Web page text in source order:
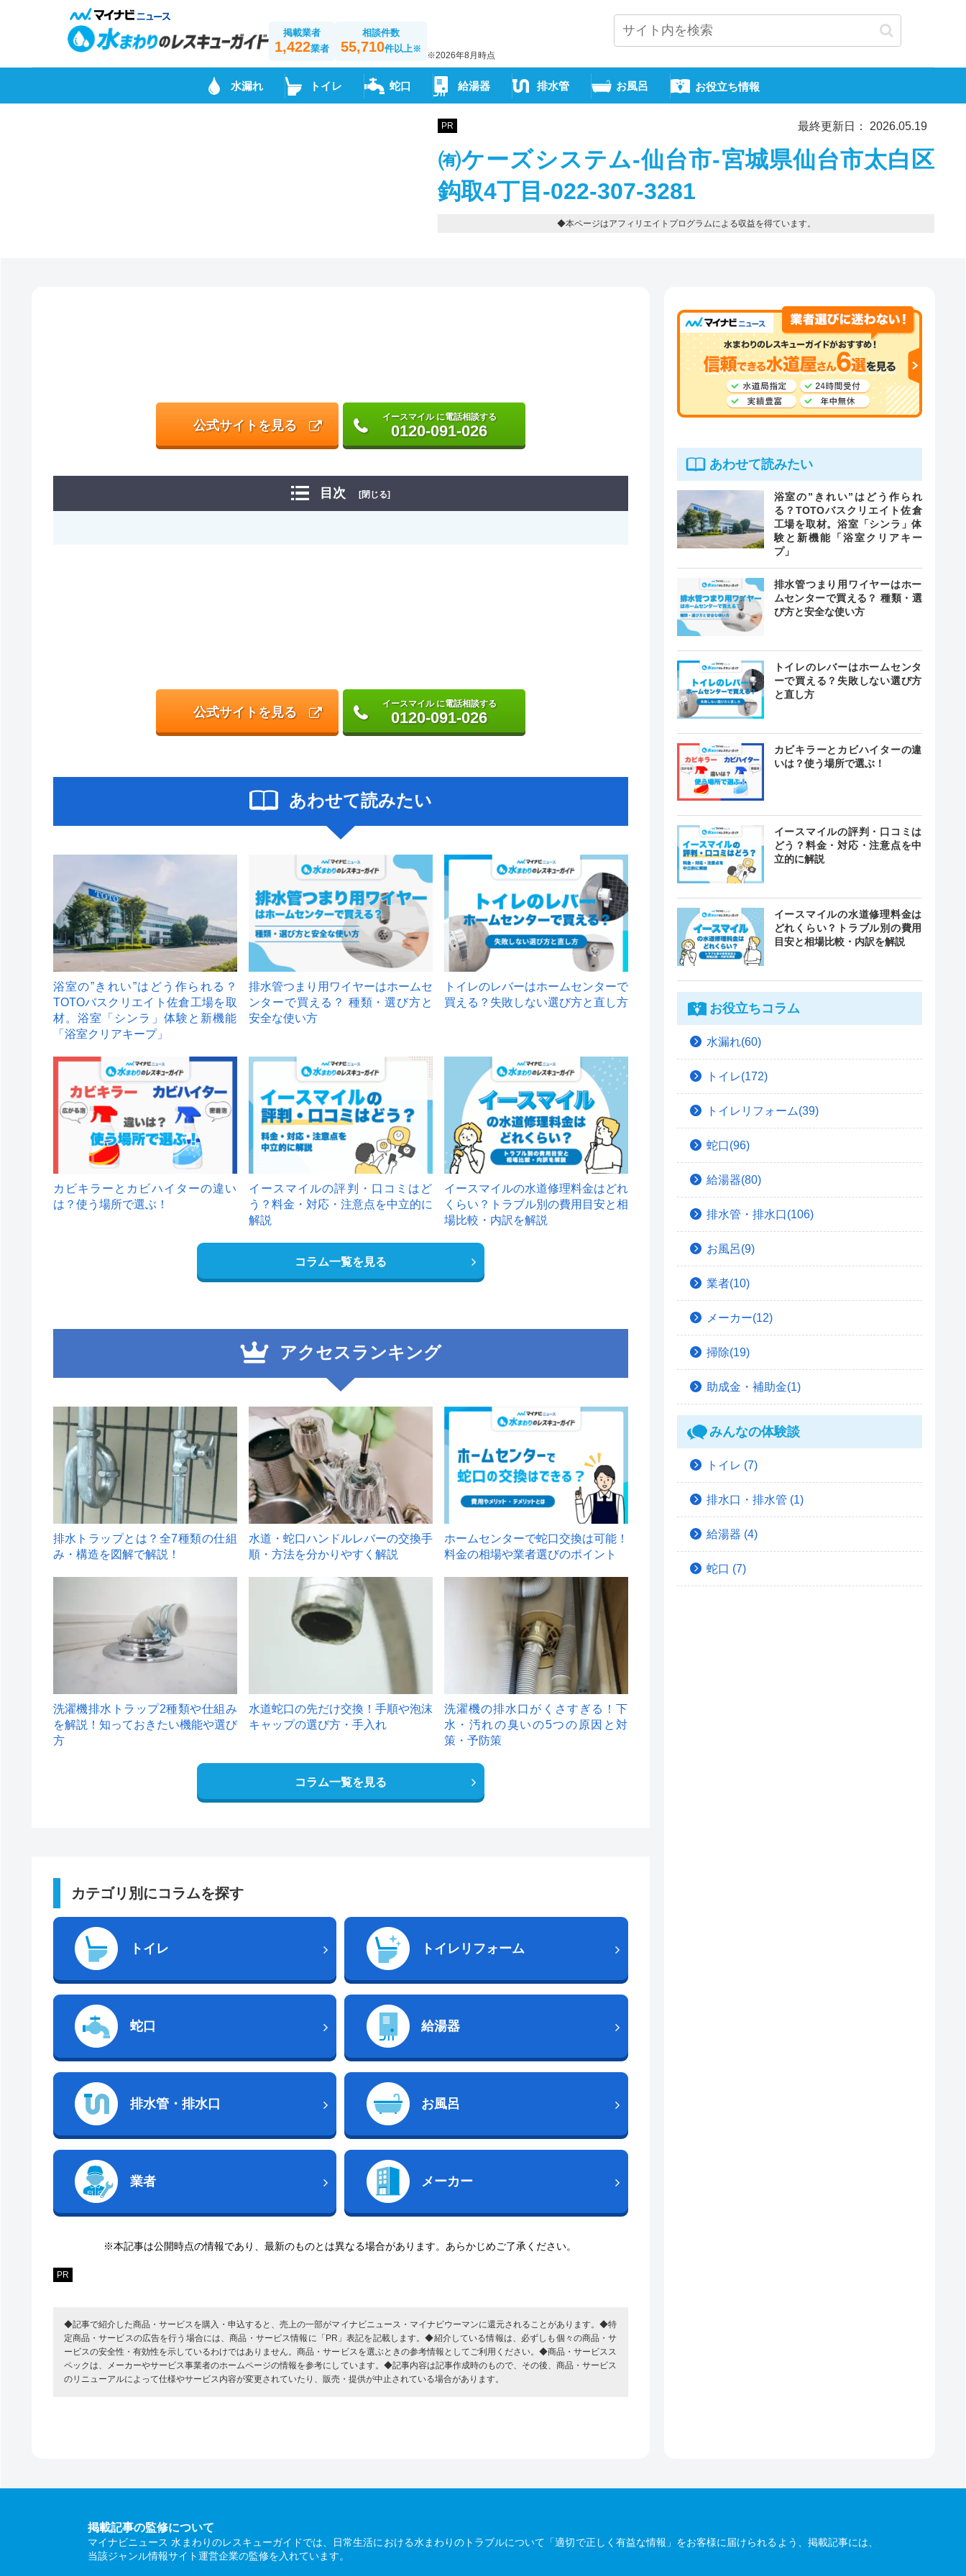
掲載業者
1,422業者
相談件数
55,710件以上※
※2026年8月時点
水漏れ トイレ 蛇口 給湯器 排水管 お風呂 お役立ち情報
PR 最終更新日： 2026.05.19
㈲ケーズシステム-仙台市-宮城県仙台市太白区
鈎取4丁目-022-307-3281
◆本ページはアフィリエイトプログラムによる収益を得ています。
公式サイトを見る
イースマイル に電話相談する
0120-091-026
目次 [閉じる]
公式サイトを見る
イースマイル に電話相談する
0120-091-026
あわせて読みたい
浴室の”きれい”はどう作られる？
TOTOバスクリエイト佐倉工場を取
材。浴室「シンラ」体験と新機能
「浴室クリアキープ」
排水管つまり用ワイヤーはホームセ
ンターで買える？ 種類・選び方と
安全な使い方
トイレのレバーはホームセンターで
買える？失敗しない選び方と直し方
カビキラーとカビハイターの違い
は？使う場所で選ぶ！
イースマイルの評判・口コミはど
う？料金・対応・注意点を中立的に
解説
イースマイルの水道修理料金はどれ
くらい？トラブル別の費用目安と相
場比較・内訳を解説
コラム一覧を見る
アクセスランキング
1
排水トラップとは？全7種類の仕組
み・構造を図解で解説！
2
水道・蛇口ハンドルレバーの交換手
順・方法を分かりやすく解説
ホームセンターで蛇口交換は可能！
料金の相場や業者選びのポイント
洗濯機排水トラップ2種類や仕組み
を解説！知っておきたい機能や選び
方
水道蛇口の先だけ交換！手順や泡沫
キャップの選び方・手入れ
洗濯機の排水口がくさすぎる！下
水・汚れの臭いの5つの原因と対
策・予防策
コラム一覧を見る
カテゴリ別にコラムを探す
トイレ トイレリフォーム
蛇口 給湯器
排水管・排水口 お風呂
業者 メーカー
※本記事は公開時点の情報であり、最新のものとは異なる場合があります。あらかじめご了承ください。
PR
◆記事で紹介した商品・サービスを購入・申込すると、売上の一部がマイナビニュース・マイナビウーマンに還元されることがあります。◆特
定商品・サービスの広告を行う場合には、商品・サービス情報に「PR」表記を記載します。◆紹介している情報は、必ずしも個々の商品・サ
ービスの安全性・有効性を示しているわけではありません。商品・サービスを選ぶときの参考情報としてご利用ください。◆商品・サービスス
ペックは、メーカーやサービス事業者のホームページの情報を参考にしています。◆記事内容は記事作成時のもので、その後、商品・サービス
のリニューアルによって仕様やサービス内容が変更されていたり、販売・提供が中止されている場合があります。
あわせて読みたい
浴室の”きれい”はどう作られ
る？TOTOバスクリエイト佐倉
工場を取材。浴室「シンラ」体
験と新機能「浴室クリアキー
プ」
排水管つまり用ワイヤーはホー
ムセンターで買える？ 種類・選
び方と安全な使い方
トイレのレバーはホームセンタ
ーで買える？失敗しない選び方
と直し方
カビキラーとカビハイターの違
いは？使う場所で選ぶ！
イースマイルの評判・口コミは
どう？料金・対応・注意点を中
立的に解説
イースマイルの水道修理料金は
どれくらい？トラブル別の費用
目安と相場比較・内訳を解説
お役立ちコラム
水漏れ(60)
トイレ(172)
トイレリフォーム(39)
蛇口(96)
給湯器(80)
排水管・排水口(106)
お風呂(9)
業者(10)
メーカー(12)
掃除(19)
助成金・補助金(1)
みんなの体験談
トイレ (7)
排水口・排水管 (1)
給湯器 (4)
蛇口 (7)
掲載記事の監修について
マイナビニュース 水まわりのレスキューガイドでは、日常生活における水まわりのトラブルについて「適切で正しく有益な情報」をお客様に届けられるよう、掲載記事には、
当該ジャンル情報サイト運営企業の監修を入れています。